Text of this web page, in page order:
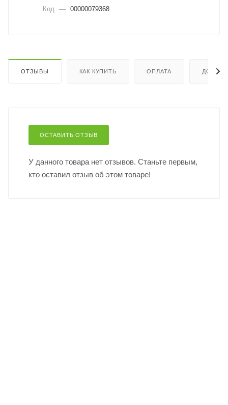
Код — 00000079368
ОТЗЫВЫ КАК КУПИТЬ ОПЛАТА
ОСТАВИТЬ ОТЗЫВ
У данного товара нет отзывов. Станьте первым,
кто оставил отзыв об этом товаре!